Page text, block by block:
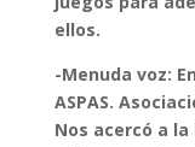
ellos.
-Menuda voz:
ASPAS.
Nos acercó a